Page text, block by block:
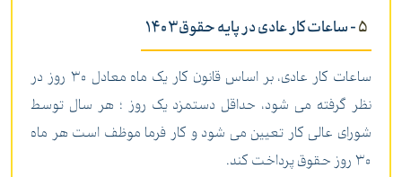
5- ساعات کار عادی در پایه حقوق1403
ساعات کار عادی، بر اساس قانون کار یک ماه معادل 30 روز در
نظر گرفته می شود، حداقل دستمزد یک روز ؛ هر سال توسط
شورای عالی کار تعیین می شود و کار فرما موظف است هر ماه
30 روز حقوق پرداخت کند.